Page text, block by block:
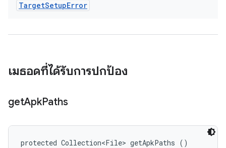
TargetSetupError
เมธอดที่ได้รับการปกป้อง
getApkPaths
protected Collection<File> getApkPaths ()